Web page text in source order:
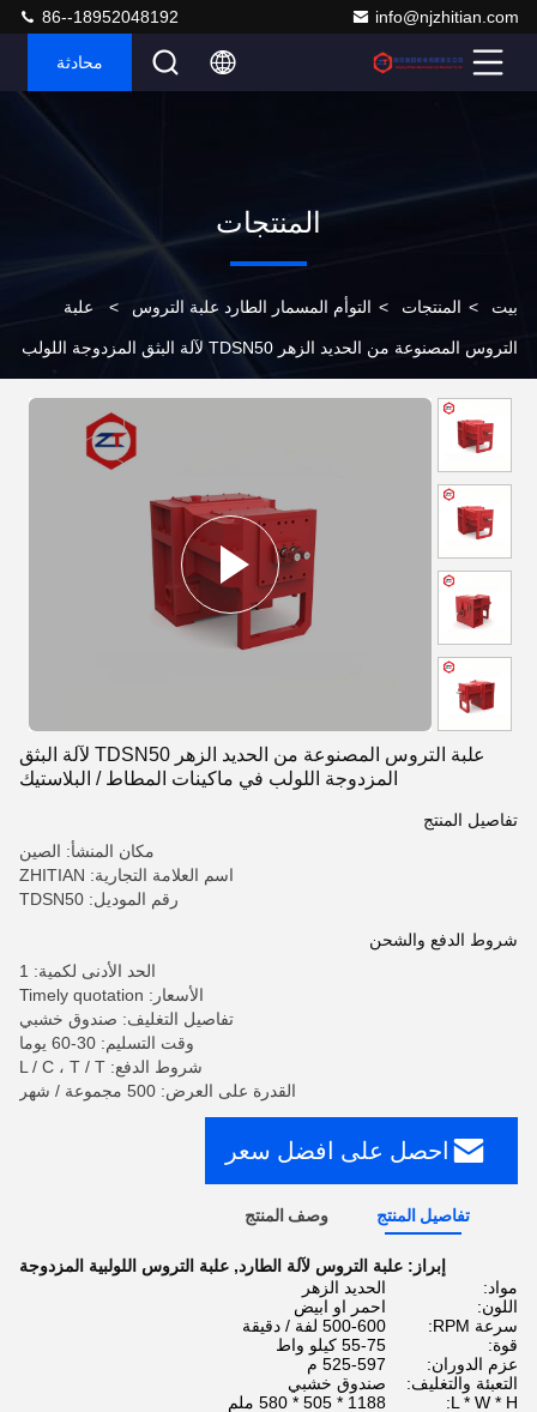
info@njzhitian.com
86--18952048192
محادثة
المنتجات
بيت > المنتجات > التوأم المسمار الطارد علبة التروس > علبة
التروس المصنوعة من الحديد الزهر TDSN50 لآلة البثق المزدوجة اللولب
علبة التروس المصنوعة من الحديد الزهر TDSN50 لآلة البثق
المزدوجة اللولب في ماكينات المطاط / البلاستيك
تفاصيل المنتج
مكان المنشأ: الصين
اسم العلامة التجارية: ZHITIAN
رقم الموديل: TDSN50
شروط الدفع والشحن
الحد الأدنى لكمية: 1
الأسعار: Timely quotation
تفاصيل التغليف: صندوق خشبي
وقت التسليم: 30-60 يوما
شروط الدفع: L / C ، T / T
القدرة على العرض: 500 مجموعة / شهر
احصل على افضل سعر
تفاصيل المنتج وصف المنتج
إبراز: علبة التروس لآلة الطارد, علبة التروس اللولبية المزدوجة
مواد:
الحديد الزهر
اللون:
احمر او ابيض
سرعة RPM:
500-600 لفة / دقيقة
قوة:
55-75 كيلو واط
عزم الدوران:
525-597 م
التعبئة والتغليف:
صندوق خشبي
L * W * H:
1188 * 505 * 580 ملم